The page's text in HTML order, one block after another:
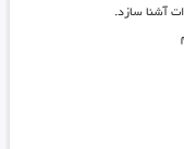
آشنا سازد.